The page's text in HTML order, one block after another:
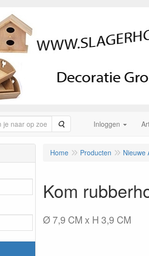
Zoeken Inloggen
Home Producten Nieuwe
Kom
Ø 7,9 CM x H 3,9 CM